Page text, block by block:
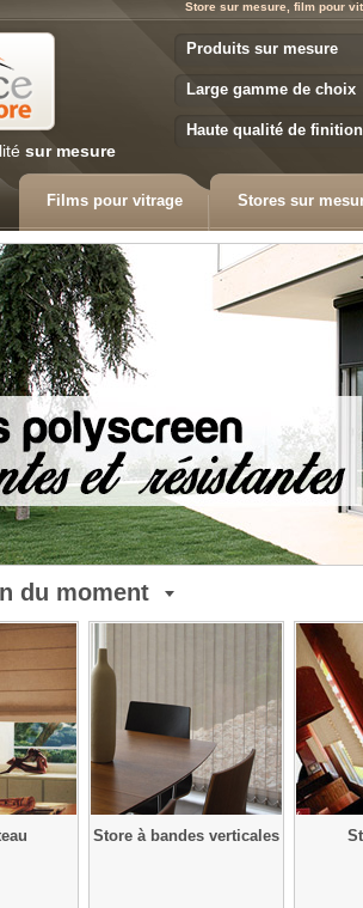
Store sur mesure, film pour
sur mesure
Produits sur mesure
Large gamme de choix
Haute qualité de finition
Films pour vitrage Stores sur
du moment
Store à bandes verticales